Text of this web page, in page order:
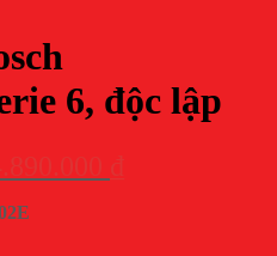
6, độc lập